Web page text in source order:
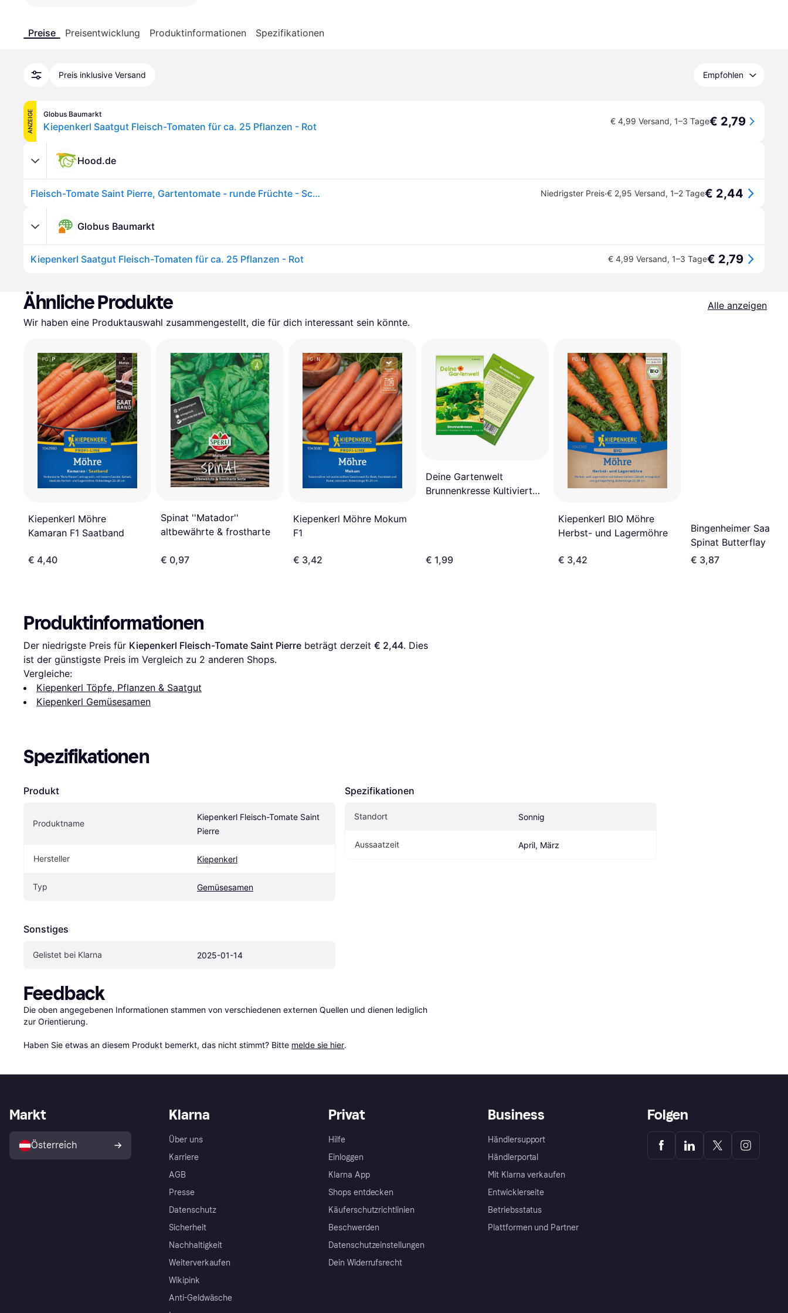
Preise Preisentwicklung Produktinformationen Spezifikationen
Preis inklusive Versand Empfohlen
ANZEIGE Globus Baumarkt
Kiepenkerl Saatgut Fleisch-Tomaten für ca. 25 Pflanzen - Rot € 4,99 Versand, 1–3 Tage€ 2,79
Hood.de
Fleisch-Tomate Saint Pierre, Gartentomate - runde Früchte - Schnitt- u Niedrigster Preis·€ 2,95 Versand, 1–2 Tage€ 2,44
Globus Baumarkt
Kiepenkerl Saatgut Fleisch-Tomaten für ca. 25 Pflanzen - Rot € 4,99 Versand, 1–3 Tage€ 2,79
Ähnliche Produkte
Alle anzeigen
Wir haben eine Produktauswahl zusammengestellt, die für dich interessant sein könnte.
Kiepenkerl Möhre
Kamaran F1 Saatband
€ 4,40
Spinat ''Matador''
altbewährte & frostharte
€ 0,97
Kiepenkerl Möhre Mokum
F1
€ 3,42
Deine Gartenwelt
Brunnenkresse Kultivierte
€ 1,99
Kiepenkerl BIO Möhre
Herbst- und Lagermöhre
€ 3,42
Bingenheimer Saatgut
Spinat Butterflay 1
€ 3,87
Produktinformationen
Der niedrigste Preis für Kiepenkerl Fleisch-Tomate Saint Pierre beträgt derzeit € 2,44. Dies
ist der günstigste Preis im Vergleich zu 2 anderen Shops.
Vergleiche:
Kiepenkerl Töpfe, Pflanzen & Saatgut
Kiepenkerl Gemüsesamen
Spezifikationen
Produkt
Produktname
Kiepenkerl Fleisch-Tomate Saint
Pierre
Hersteller Kiepenkerl
Typ Gemüsesamen
Sonstiges
Gelistet bei Klarna 2025-01-14
Spezifikationen
Standort Sonnig
Aussaatzeit April, März
Feedback
Die oben angegebenen Informationen stammen von verschiedenen externen Quellen und dienen lediglich
zur Orientierung.
Haben Sie etwas an diesem Produkt bemerkt, das nicht stimmt? Bitte melde sie hier.
Klarna
Über uns
Karriere
AGB
Presse
Datenschutz
Sicherheit
Nachhaltigkeit
Weiterverkaufen
Wikipink
Anti-Geldwäsche
Privat
Hilfe
Einloggen
Klarna App
Shops entdecken
Käuferschutzrichtlinien
Beschwerden
Datenschutzeinstellungen
Dein Widerrufsrecht
Business
Händlersupport
Händlerportal
Mit Klarna verkaufen
Entwicklerseite
Betriebsstatus
Plattformen und Partner
Markt
Österreich
Folgen